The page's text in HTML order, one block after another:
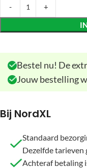
Bestel nu! De
Jouw bestelling
Bij NordXL
Standaard
Dezelfde tarieven
Achteraf betaling